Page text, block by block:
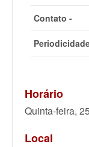
Contato -
Horário
Quinta-feira,
Local